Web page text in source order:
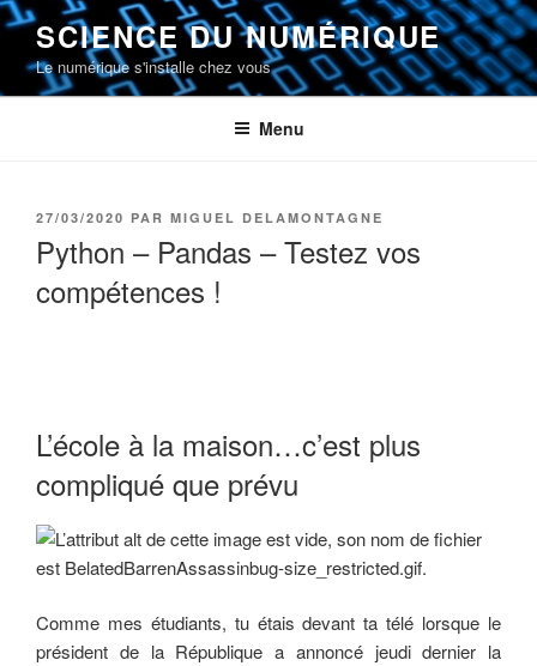
Aller
contenu
principal
SCIENCE DU NUMÉRIQUE
Le numérique s'installe chez vous
Menu
PUBLIÉ
27/03/2020 PAR MIGUEL DELAMONTAGNE
Python – Pandas – Testez vos
compétences !
L’école à la maison…c’est plus
compliqué que prévu
Comme mes étudiants, tu étais devant ta télé lorsque le
président de la République a annoncé jeudi dernier la